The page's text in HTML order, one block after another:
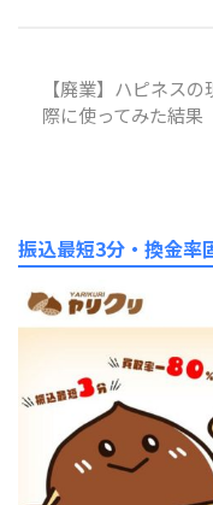
【廃業】ハピネス
際に使ってみた結果
振込最短3分・換金率